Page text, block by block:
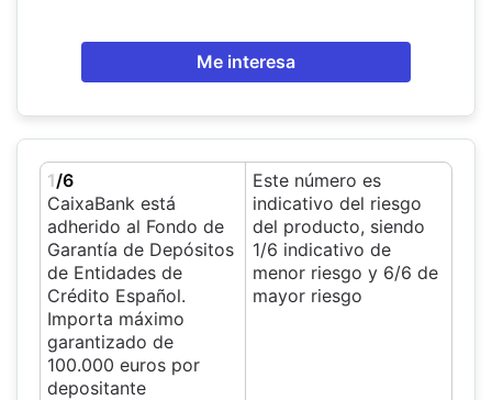
Me interesa
1/6
CaixaBank está
adherido al Fondo de
Garantía de Depósitos
de Entidades de
Crédito Español.
Importa máximo
garantizado de
100.000 euros por
depositante
Este número es
indicativo del riesgo
del producto, siendo
1/6 indicativo de
menor riesgo y 6/6 de
mayor riesgo